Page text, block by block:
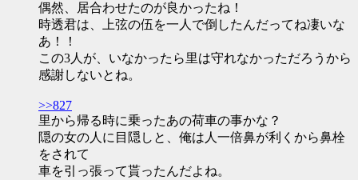
偶然、居合わせたのが良かったね！
時透君は、上弦の伍を一人で倒したんだってね凄いな
あ！！
この3人が、いなかったら里は守れなかっただろうから
感謝しないとね。
>>827
里から帰る時に乗ったあの荷車の事かな？
隠の女の人に目隠しと、俺は人一倍鼻が利くから鼻栓
をされて
車を引っ張って貰ったんだよね。